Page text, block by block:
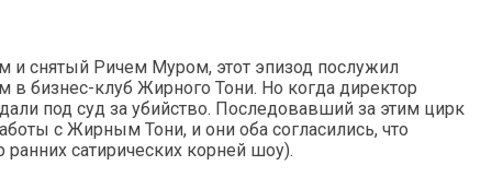
снятый Ричем Муром, этот эпизод послужил
бизнес-клуб Жирного Тони. Но когда директор
под суд за убийство. Последовавший за этим цирк
с Жирным Тони, и они оба согласились, что
сатирических корней шоу).